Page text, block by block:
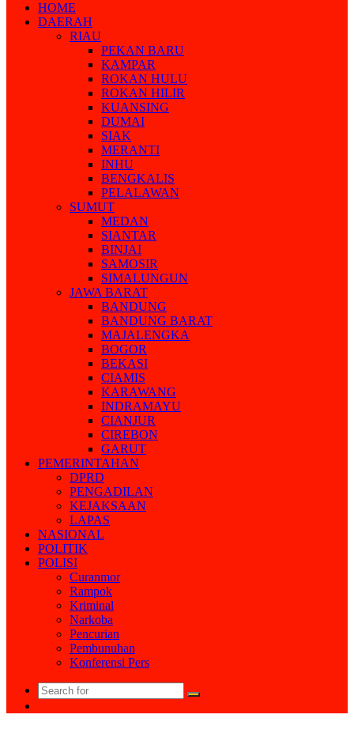
HOME
DAERAH
RIAU
PEKAN BARU
KAMPAR
ROKAN HULU
ROKAN HILIR
KUANSING
DUMAI
SIAK
MERANTI
INHU
BENGKALIS
PELALAWAN
SUMUT
MEDAN
SIANTAR
BINJAI
SAMOSIR
SIMALUNGUN
JAWA BARAT
BANDUNG
BANDUNG BARAT
MAJALENGKA
BOGOR
BEKASI
CIAMIS
KARAWANG
INDRAMAYU
CIANJUR
CIREBON
GARUT
PEMERINTAHAN
DPRD
PENGADILAN
KEJAKSAAN
LAPAS
NASIONAL
POLITIK
POLISI
Curanmor
Rampok
Kriminal
Narkoba
Pencurian
Pembunuhan
Konferensi Pers
Search
for